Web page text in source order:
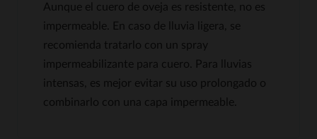
Aunque el cuero de oveja es resistente, no es
impermeable. En caso de lluvia ligera, se
recomienda tratarlo con un spray
impermeabilizante para cuero. Para lluvias
intensas, es mejor evitar su uso prolongado o
combinarlo con una capa impermeable.